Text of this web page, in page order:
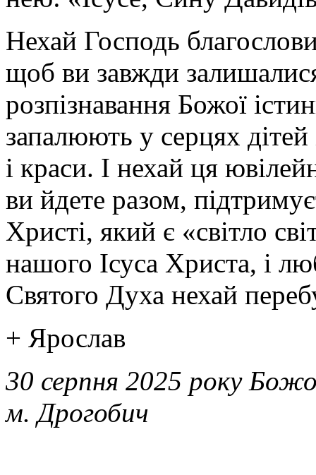
Нехай Господь
щоб ви завжди
розпізнавання Божої
запалюють у серцях
і краси. І нехай ця
ви йдете разом,
Христі, який є «світло
нашого Ісуса Христа, і
Святого Духа нехай
+ Ярослав
30 серпня 2025 року
м. Дрогобич